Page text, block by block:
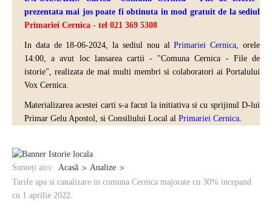
prezentata mai jos poate fi obtinuta in mod gratuit de la sediul
Primariei Cernica - tel 021 369 5308
In data de 18-06-2024, la sediul nou alPrimariei Cernica, orele
14:00, a avut loc lansarea cartii - "Comuna Cernica - File de
istorie", realizata de mai multi membri si colaboratori ai Portalului
Vox Cernica.
Materializarea acestei carti s-a facut la initiativa si cu sprijinul D-lui
Primar Gelu Apostol, si Consiliului Local al Primariei Cernica.
Sunteți aici: Acasă
Analize
Tarife apa si canalizare in comuna Cernica majorate cu 30% incepand
cu 1 aprilie 2022.